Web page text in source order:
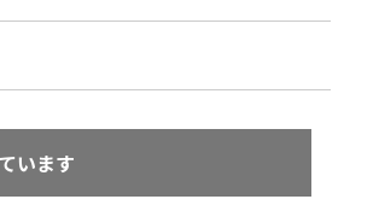
います